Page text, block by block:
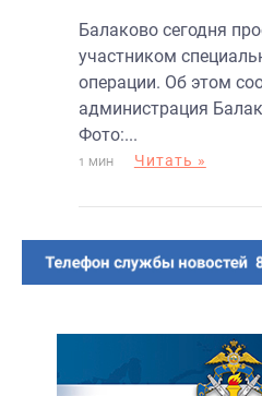
Балаково сегодня
участником
операции. Об этом
администрация
Фото:...
1 МИН Читать »